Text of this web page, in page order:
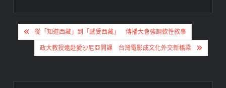
文
章
從「知道西藏」到「感受西藏」 傳播大會強調軟性敘事
政大教授遠赴愛沙尼亞開課 台灣電影成文化外交新橋梁